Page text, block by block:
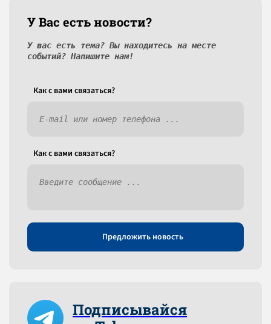
У Вас есть новости?
У вас есть тема? Вы находитесь на месте
событий? Напишите нам!
Как c вами связаться?
Как c вами связаться?
Предложить новость
Подписывайся